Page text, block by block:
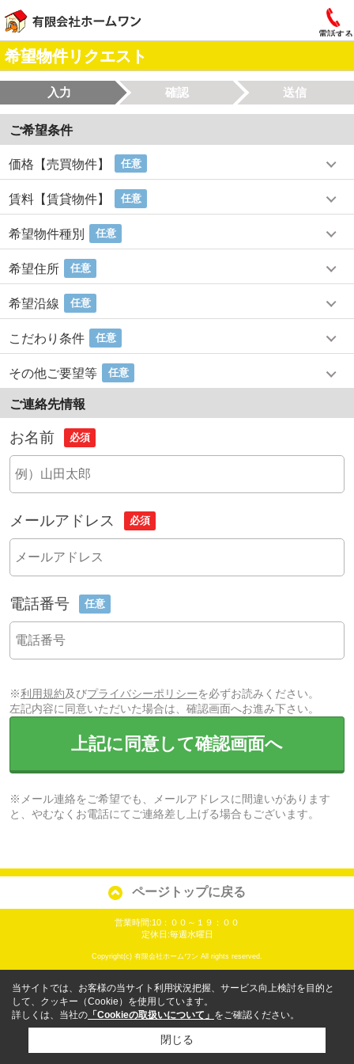
電話する
希望物件リクエスト
入力 確認 送信
ご希望条件
価格【売買物件】 任意
賃料【賃貸物件】 任意
希望物件種別 任意
希望住所 任意
希望沿線 任意
こだわり条件 任意
その他ご要望等 任意
ご連絡先情報
お名前 必須
メールアドレス 必須
電話番号 任意
※利用規約及びプライバシーポリシーを必ずお読みください。
左記内容に同意いただいた場合は、確認画面へお進み下さい。
上記に同意して確認画面へ
※メール連絡をご希望でも、メールアドレスに間違いがあります
と、やむなくお電話にてご連絡差し上げる場合もございます。
ページトップに戻る
営業時間:10：００～１９：００
定休日:毎週水曜日
Copyright(c) 有限会社ホームワン All rights reserved.
当サイトでは、お客様の当サイト利用状況把握、サービス向上検討を目的と
して、クッキー（Cookie）を使用しています。
詳しくは、当社の 「Cookieの取扱いについて」 をご確認ください。
閉じる